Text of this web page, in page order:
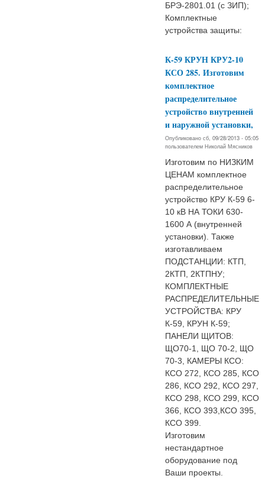
БРЭ-2801.01 (с ЗИП);
Комплектные
устройства защиты:
К-59 КРУН КРУ2-10
КСО 285. Изготовим
комплектное
распределительное
устройство внутренней
и наружной установки,
Опубликовано сб, 09/28/2013 - 05:05
пользователем Николай Мясников
Изготовим по НИЗКИМ
ЦЕНАМ комплектное
распределительное
устройство КРУ К-59 6-
10 кВ НА ТОКИ 630-
1600 А (внутренней
установки). Также
изготавливаем
ПОДСТАНЦИИ: КТП,
2КТП, 2КТПНУ;
КОМПЛЕКТНЫЕ
РАСПРЕДЕЛИТЕЛЬНЫЕ
УСТРОЙСТВА: КРУ
К-59, КРУН К-59;
ПАНЕЛИ ЩИТОВ:
ЩО70-1, ЩО 70-2, ЩО
70-3, КАМЕРЫ КСО:
КСО 272, КСО 285, КСО
286, КСО 292, КСО 297,
КСО 298, КСО 299, КСО
366, КСО 393,КСО 395,
КСО 399.
Изготовим
нестандартное
оборудование под
Ваши проекты.